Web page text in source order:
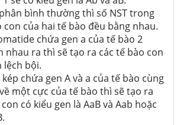
bình thường thì số NST trong
con của hai tế bào đều bằng nhau.
chứa gen a của tế bào 2
nhau ra thì sẽ tạo ra các tế bào con
lệch bội.
kép chứa gen A và a của tế bào cùng
một cực của tế bào thì sẽ tạo ra
có kiểu gen là AaB và Aab hoặc